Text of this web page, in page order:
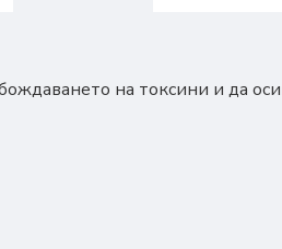
на токсини и да